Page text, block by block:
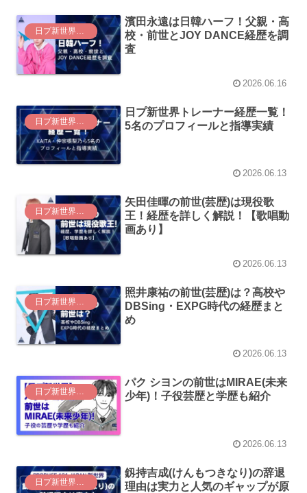
日プ新世界（日プ4）
濱田永遠は日韓ハーフ！父親・高
校・前世とJOY DANCE経歴を調
査
2026.06.16
日プ新世界（日プ4）
日プ新世界トレーナー経歴一覧！
5名のプロフィールと指導実績
2026.06.13
日プ新世界（日プ4）
矢田佳暉の前世(芸歴)は現役歌
王！経歴を詳しく解説！【歌唱動
画あり】
2026.06.13
日プ新世界（日プ4）
照井康祐の前世(芸歴)は？高校や
DBSing・EXPG時代の経歴まと
め
2026.06.13
日プ新世界（日プ4）
パク シヨンの前世はMIRAE(未来
少年)！子役芸歴と学歴も紹介
2026.06.13
日プ新世界（日プ4）
釼持吉成(けんもつきなり)の辞退
理由は実力と人気のギャップが原